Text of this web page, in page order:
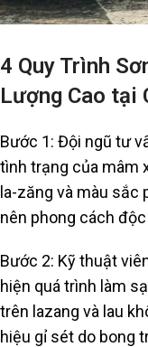
4 Quy Trình
Lượng Cao tại
Bước 1: Đội ngũ tư
tình trạng của mâm
la-zăng và màu sắc
nên phong cách
Bước 2: Kỹ thuật
hiện quá trình làm
trên lazang và lau
hiệu gỉ sét do bong